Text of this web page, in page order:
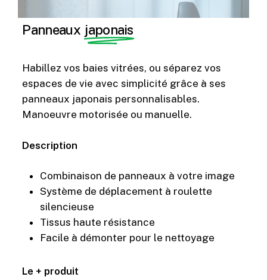
Panneaux japonais
Habillez vos baies vitrées, ou séparez vos
espaces de vie avec simplicité grâce à ses
panneaux japonais personnalisables.
Manoeuvre motorisée ou manuelle.
Description
Combinaison de panneaux à votre image
Système de déplacement à roulette
silencieuse
Tissus haute résistance
Facile à démonter pour le nettoyage
Le + produit